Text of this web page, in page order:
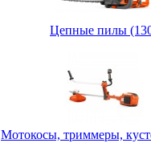
Цепные пилы
Мотокосы, триммеры,